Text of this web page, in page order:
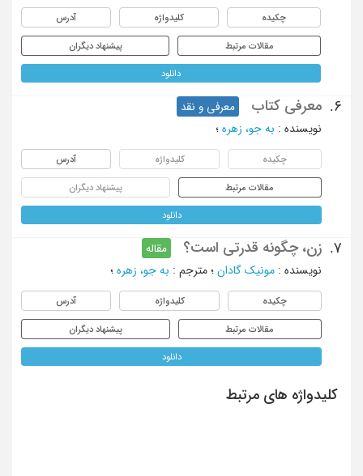
چکیده کلیدواژه آدرس
مقالات مرتبط پیشنهاد دیگران
دانلود
6. معرفی کتاب
معرفی و نقد
نویسنده : به جو، زهره ؛
چکیده کلیدواژه آدرس
مقالات مرتبط پیشنهاد دیگران
دانلود
7. زن، چگونه قدرتی است؟
مقاله
نویسنده : مونیک گادان ؛ مترجم : به جو، زهره ؛
چکیده کلیدواژه آدرس
مقالات مرتبط پیشنهاد دیگران
دانلود
کلیدواژه های مرتبط